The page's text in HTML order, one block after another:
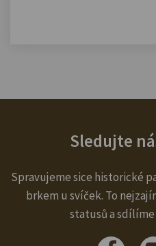
Sledujte
Spravujeme sice historické
brkem u svíček. To
statusů a